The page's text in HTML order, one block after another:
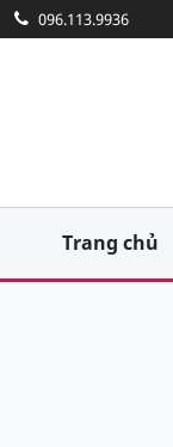
096.113.9936
Trang chủ